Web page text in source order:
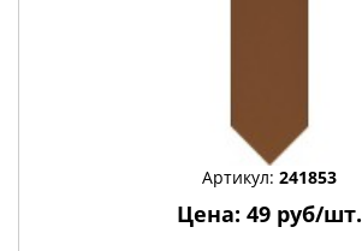
Артикул: 241853
Цена: 49 руб/шт.